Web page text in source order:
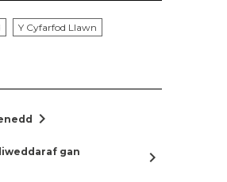
Y Cyfarfod Llawn
chevron_right
gan
chevron_right